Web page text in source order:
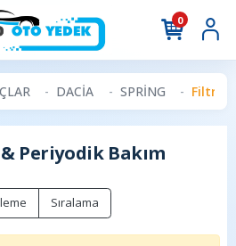
0
DACİA SPRİNG Filtre
Periyodik Bakım
Sıralama